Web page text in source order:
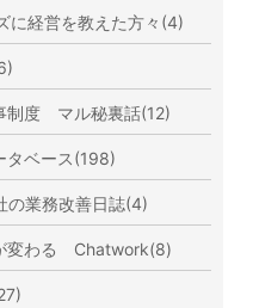
経営を教えた方々(4)
制度 マル秘裏話(12)
タベース(198)
業務改善日誌(4)
変わる Chatwork(8)